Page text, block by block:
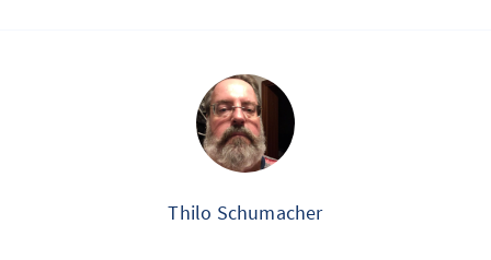
Thilo Schumacher